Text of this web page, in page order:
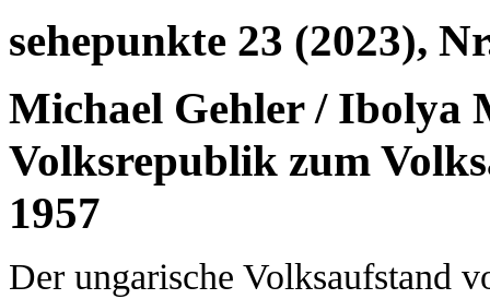
sehepunkte 23 (2023),
Michael Gehler / Ibolya
Volksrepublik zum
1957
Der ungarische Volksaufstand